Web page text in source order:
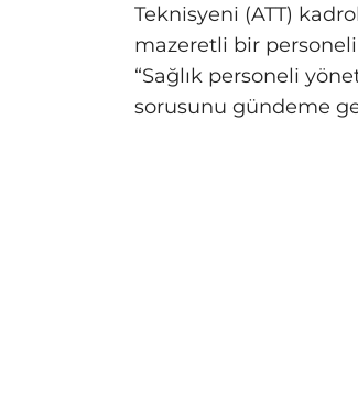
Teknisyeni (ATT)
mazeretli bir
“Sağlık personeli
sorusunu gündeme